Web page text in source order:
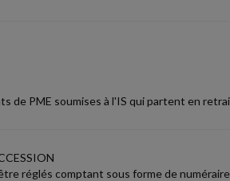
de PME soumises à l'IS qui partent en
réglés comptant sous forme de